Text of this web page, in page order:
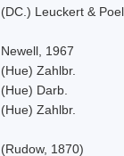
(DC.) Leuckert &
Newell, 1967
(Hue) Zahlbr.
(Hue) Darb.
(Hue) Zahlbr.
(Rudow, 1870)